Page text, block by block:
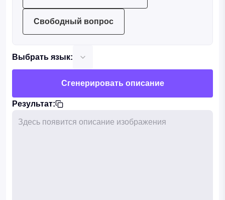
Свободный вопрос
Выбрать язык:
Сгенерировать описание
Результат: копировать
Здесь появится описание изображения